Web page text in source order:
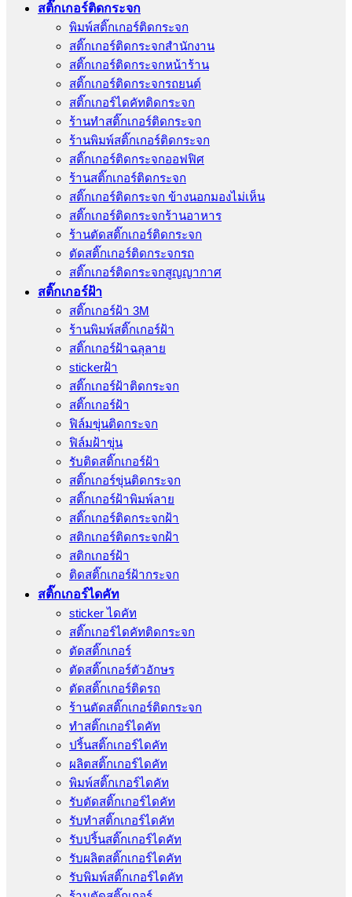
สติ๊กเกอร์ติดกระจก
พิมพ์สติ๊กเกอร์ติดกระจก
สติ๊กเกอร์ติดกระจกสำนักงาน
สติ๊กเกอร์ติดกระจกหน้าร้าน
สติ๊กเกอร์ติดกระจกรถยนต์
สติ๊กเกอร์ไดคัทติดกระจก
ร้านทําสติ๊กเกอร์ติดกระจก
ร้านพิมพ์สติ๊กเกอร์ติดกระจก
สติ๊กเกอร์ติดกระจกออฟฟิศ
ร้านสติ๊กเกอร์ติดกระจก
สติ๊กเกอร์ติดกระจก ข้างนอกมองไม่เห็น
สติ๊กเกอร์ติดกระจกร้านอาหาร
ร้านตัดสติ๊กเกอร์ติดกระจก
ตัดสติ๊กเกอร์ติดกระจกรถ
สติ๊กเกอร์ติดกระจกสูญญากาศ
สติ๊กเกอร์ฝ้า
สติ๊กเกอร์ฝ้า 3M
ร้านพิมพ์สติ๊กเกอร์ฝ้า
สติ๊กเกอร์ฝ้าฉลุลาย
stickerฝ้า
สติ๊กเกอร์ฝ้าติดกระจก
สติ๊กเกอร์ฝ้า
ฟิล์มขุ่นติดกระจก
ฟิล์มฝ้าขุ่น
รับติดสติ๊กเกอร์ฝ้า
สติ๊กเกอร์ขุ่นติดกระจก
สติ๊กเกอร์ฝ้าพิมพ์ลาย
สติ๊กเกอร์ติดกระจกฝ้า
สติกเกอร์ติดกระจกฝ้า
สติกเกอร์ฝ้า
ติดสติ๊กเกอร์ฝ้ากระจก
สติ๊กเกอร์ไดคัท
sticker ไดคัท
สติ๊กเกอร์ไดคัทติดกระจก
ตัดสติ๊กเกอร์
ตัดสติ๊กเกอร์ตัวอักษร
ตัดสติ๊กเกอร์ติดรถ
ร้านตัดสติ๊กเกอร์ติดกระจก
ทำสติ๊กเกอร์ไดคัท
ปริ้นสติ๊กเกอร์ไดคัท
ผลิตสติ๊กเกอร์ไดคัท
พิมพ์สติ๊กเกอร์ไดคัท
รับตัดสติ๊กเกอร์ไดคัท
รับทําสติ๊กเกอร์ไดคัท
รับปริ้นสติ๊กเกอร์ไดคัท
รับผลิตสติ๊กเกอร์ไดคัท
รับพิมพ์สติ๊กเกอร์ไดคัท